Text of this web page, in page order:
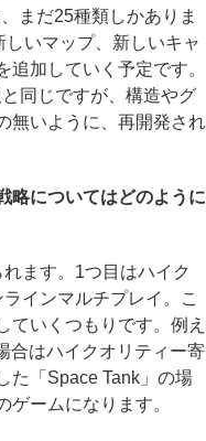
まだ25種類しかありま
いマップ、新しいキャ
加していく予定です。
同じですが、構造やグ
無いように、再開発され
についてはどのように
ます。1つ目はハイク
インマルチプレイ。こ
ていくつもりです。例え
合はハイクオリティー寄
た「Space Tank」の場
ームになります。